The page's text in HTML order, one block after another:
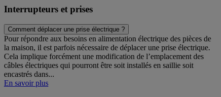
Interrupteurs et prises
Comment déplacer une prise électrique ?
Pour répondre aux besoins en alimentation électrique des pièces de
la maison, il est parfois nécessaire de déplacer une prise électrique.
Cela implique forcément une modification de l’emplacement des
câbles électriques qui pourront être soit installés en saillie soit
encastrés dans...
En savoir plus